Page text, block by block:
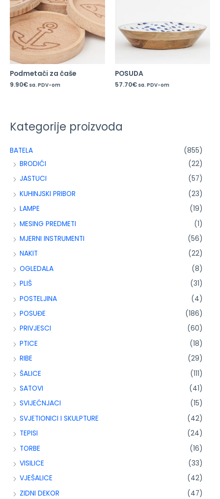
Kategorije proizvoda
BATELA
(855)
BRODIĆI
(22)
JASTUCI
(57)
KUHINJSKI PRIBOR
(23)
LAMPE
(19)
MESING PREDMETI
(1)
MJERNI INSTRUMENTI
(56)
NAKIT
(22)
OGLEDALA
(8)
PLIŠ
(31)
POSTELJINA
(4)
POSUĐE
(186)
PRIVJESCI
(60)
PTICE
(18)
RIBE
(29)
ŠALICE
(111)
SATOVI
(41)
SVIJEĆNJACI
(15)
SVJETIONICI I SKULPTURE
(42)
TEPISI
(24)
TORBE
(16)
VISILICE
(33)
VJEŠALICE
(42)
ZIDNI DEKOR
(47)
Podmetači za čaše
9.90€ sa. PDV-om
POSUDA
57.70€ sa. PDV-om